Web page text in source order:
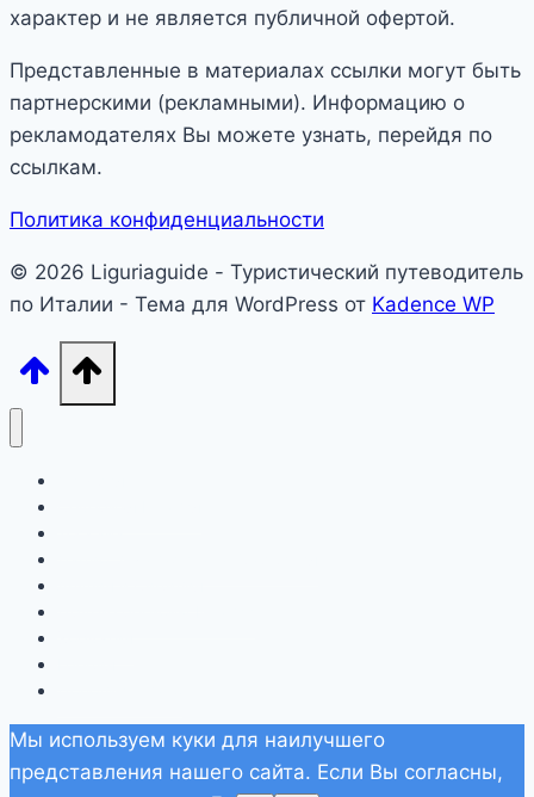
характер и не является публичной офертой.
Представленные в материалах ссылки могут быть
партнерскими (рекламными). Информацию о
рекламодателях Вы можете узнать, перейдя по
ссылкам.
Политика конфиденциальности
© 2026 Liguriaguide - Туристический путеводитель
по Италии - Тема для WordPress от Kadence WP
Мы используем куки для наилучшего
представления нашего сайта. Если Вы согласны,